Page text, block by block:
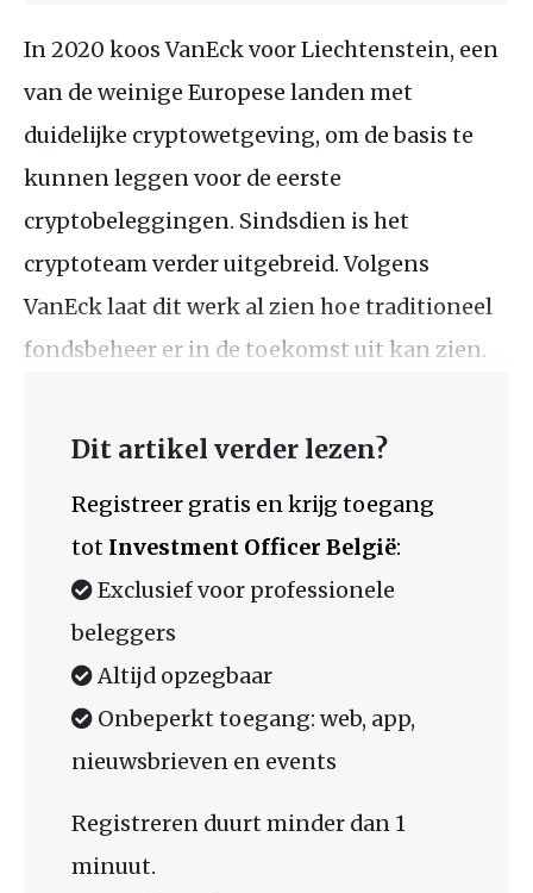
In 2020 koos VanEck voor Liechtenstein, een
van de weinige Europese landen met
duidelijke cryptowetgeving, om de basis te
kunnen leggen voor de eerste
cryptobeleggingen. Sindsdien is het
cryptoteam verder uitgebreid. Volgens
VanEck laat dit werk al zien hoe traditioneel
fondsbeheer er in de toekomst uit kan zien.
Dit artikel verder lezen?
Registreer gratis en krijg toegang
tot Investment Officer België:
Exclusief voor professionele
beleggers
Altijd opzegbaar
Onbeperkt toegang: web, app,
nieuwsbrieven en events
Registreren duurt minder dan 1
minuut.